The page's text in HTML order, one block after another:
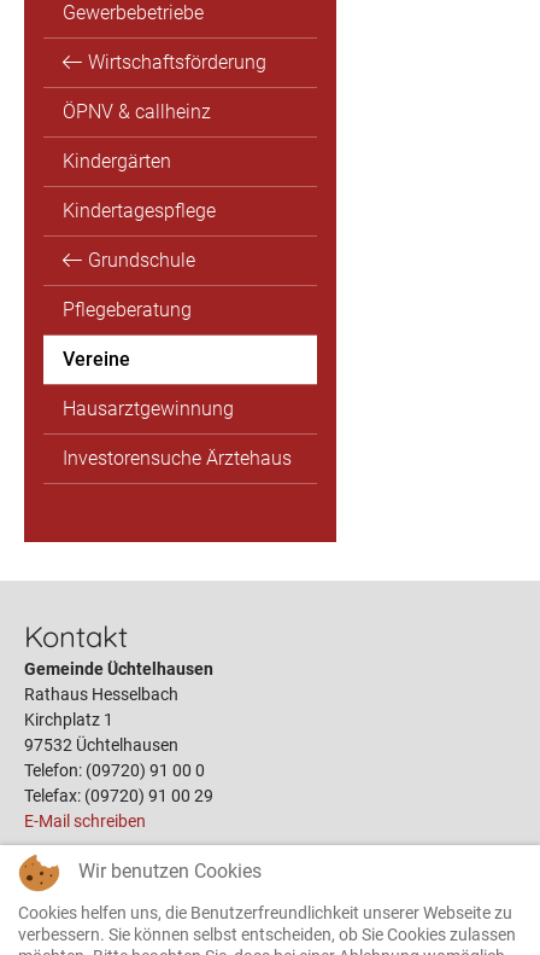
Gewerbebetriebe
Wirtschaftsförderung
ÖPNV & callheinz
Kindergärten
Kindertagespflege
Grundschule
Pflegeberatung
Vereine
Hausarztgewinnung
Investorensuche Ärztehaus
Kontakt
Gemeinde Üchtelhausen
Rathaus Hesselbach
Kirchplatz 1
97532 Üchtelhausen
Telefon: (09720) 91 00 0
Telefax: (09720) 91 00 29
E-Mail schreiben
Links
Öffnungszeiten
Wir benutzen Cookies
Cookies helfen uns, die Benutzerfreundlichkeit unserer Webseite zu
verbessern. Sie können selbst entscheiden, ob Sie Cookies zulassen